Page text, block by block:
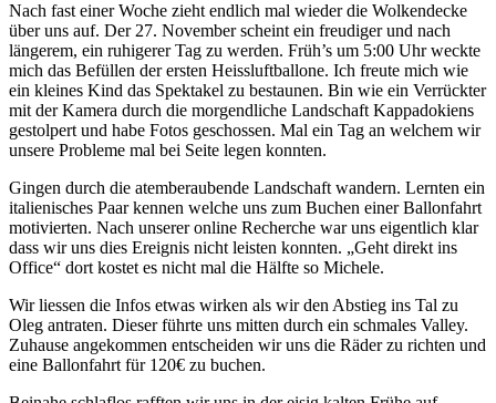
Nach fast einer Woche zieht endlich mal wieder die Wolkendecke
über uns auf. Der 27. November scheint ein freudiger und nach
längerem, ein ruhigerer Tag zu werden. Früh’s um 5:00 Uhr weckte
mich das Befüllen der ersten Heissluftballone. Ich freute mich wie
ein kleines Kind das Spektakel zu bestaunen. Bin wie ein Verrückter
mit der Kamera durch die morgendliche Landschaft Kappadokiens
gestolpert und habe Fotos geschossen. Mal ein Tag an welchem wir
unsere Probleme mal bei Seite legen konnten.
Gingen durch die atemberaubende Landschaft wandern. Lernten ein
italienisches Paar kennen welche uns zum Buchen einer Ballonfahrt
motivierten. Nach unserer online Recherche war uns eigentlich klar
dass wir uns dies Ereignis nicht leisten konnten. „Geht direkt ins
Office“ dort kostet es nicht mal die Hälfte so Michele.
Wir liessen die Infos etwas wirken als wir den Abstieg ins Tal zu
Oleg antraten. Dieser führte uns mitten durch ein schmales Valley.
Zuhause angekommen entscheiden wir uns die Räder zu richten und
eine Ballonfahrt für 120€ zu buchen.